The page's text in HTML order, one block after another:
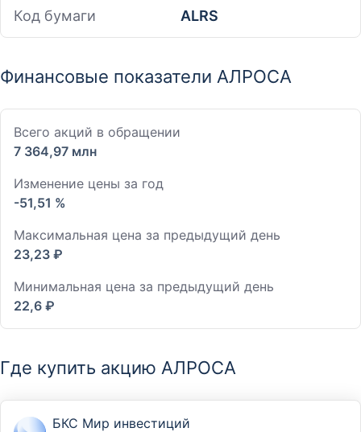
Код бумаги ALRS
Финансовые показатели АЛРОСА
Всего акций в обращении
7 364,97 млн
Изменение цены за год
-51,51 %
Максимальная цена за предыдущий день
23,23 ₽
Минимальная цена за предыдущий день
22,6 ₽
Где купить акцию АЛРОСА
БКС Мир инвестиций